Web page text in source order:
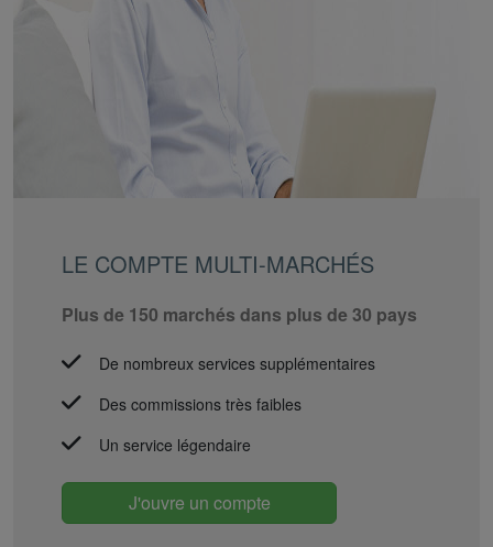
LE COMPTE MULTI-MARCHÉS
Plus de 150 marchés dans plus de 30 pays
De nombreux services supplémentaires
Des commissions très faibles
Un service légendaire
J'ouvre un compte